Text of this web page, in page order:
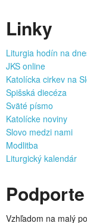
Linky
Liturgia hodín na
JKS online
Katolícka cirkev na
Spišská diecéza
Sväté písmo
Katolícke noviny
Slovo medzi nami
Modlitba
Liturgický kalendár
Vzhľadom na malý